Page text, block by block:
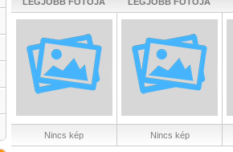
Nincs kép Nincs kép